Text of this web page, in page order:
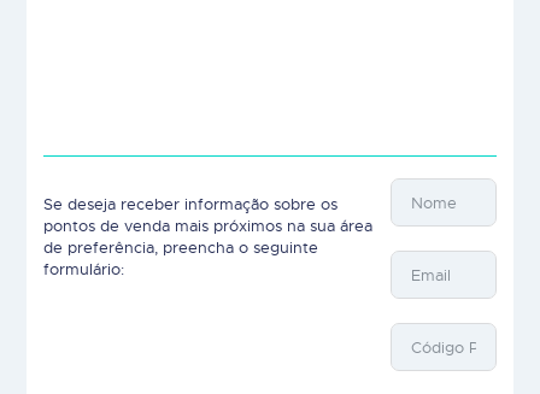
Se deseja receber informação sobre os
pontos de venda mais próximos na sua área
de preferência, preencha o seguinte
formulário: